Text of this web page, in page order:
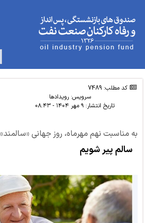
کد مطلب: 7489
سرویس:رویدادها
تاریخ انتشار: ۹ مهر ۱۴۰۴ - ۰۸:۴۳
به مناسبت نهم مهرماه، روز جهانی «سالمند»
سالم پیر شویم